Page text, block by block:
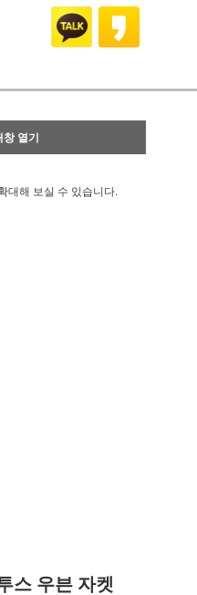
열기
대해 보실 수 있습니다.
스 우븐 자켓